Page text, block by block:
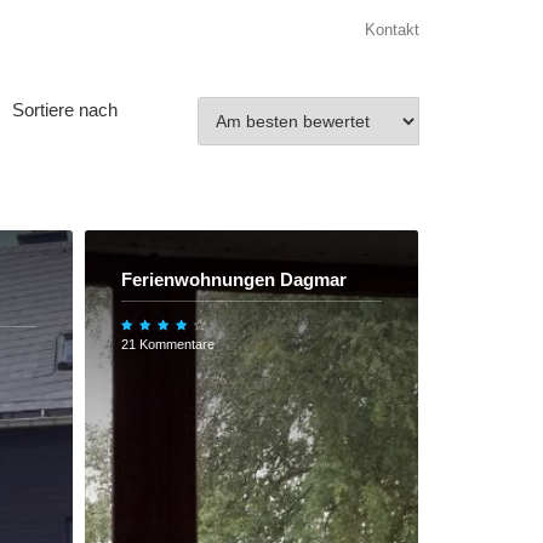
Kontakt
Sortiere nach
Ferienwohnungen Dagmar
21 Kommentare